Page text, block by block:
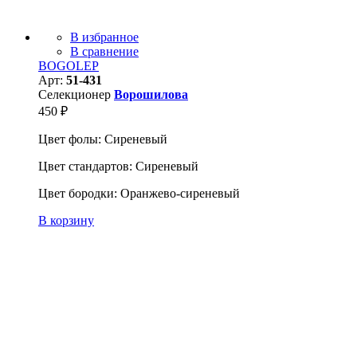
В избранное
В сравнение
BOGOLEP
Арт: 51-431
Селекционер Ворошилова
450 ₽
Цвет фолы: Сиреневый
Цвет стандартов: Сиреневый
Цвет бородки: Оранжево-сиреневый
В корзину